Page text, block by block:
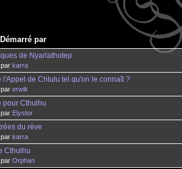
Démarré par
de Nyarlathotep
karra
l'Appel de Chtulu tel qu'on le connaît ?
erwik
pour Cthulhu
Elystor
du rève
karra
Cthulhu
Orphan